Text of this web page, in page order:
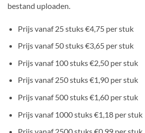
bestand uploaden.
Prijs vanaf 25 stuks €4,75 per stuk
Prijs vanaf 50 stuks €3,65 per stuk
Prijs vanaf 100 stuks €2,50 per stuk
Prijs vanaf 250 stuks €1,90 per stuk
Prijs vanaf 500 stuks €1,60 per stuk
Prijs vanaf 1000 stuks €1,18 per stuk